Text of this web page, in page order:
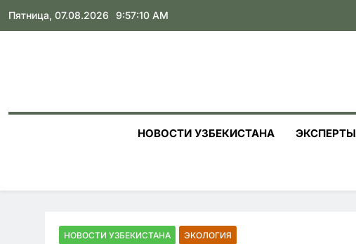
Skip
Пятница, 07.08.2026 9:57:11 AM
НОВОСТИ УЗБЕКИСТАНА ЭКСПЕРТЫ
НОВОСТИ УЗБЕКИСТАНА ЭКОЛОГИЯ